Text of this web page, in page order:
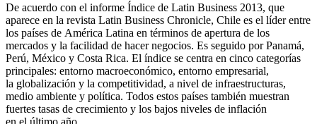
De acuerdo con el informe Índice de Latin Business 2013, que
aparece en la revista Latin Business Chronicle, Chile es el líder entre
los países de América Latina en términos de apertura de los
mercados y la facilidad de hacer negocios. Es seguido por Panamá,
Perú, México y Costa Rica. El índice se centra en cinco categorías
principales: entorno macroeconómico, entorno empresarial,
la globalización y la competitividad, a nivel de infraestructuras,
medio ambiente y política. Todos estos países también muestran
fuertes tasas de crecimiento y los bajos niveles de inflación
en el último año.